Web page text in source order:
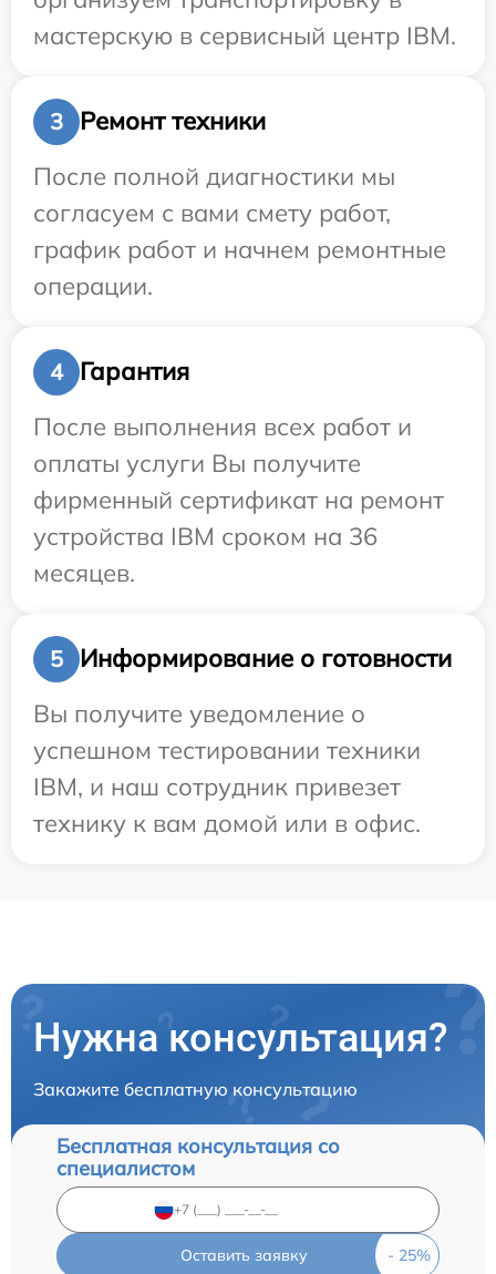
мастерскую в сервисный центр IBM.
3
Ремонт техники
После полной диагностики мы
согласуем с вами смету работ,
график работ и начнем ремонтные
операции.
4
Гарантия
После выполнения всех работ и
оплаты услуги Вы получите
фирменный сертификат на ремонт
устройства IBM сроком на 36
месяцев.
5
Информирование о готовности
Вы получите уведомление о
успешном тестировании техники
IBM, и наш сотрудник привезет
технику к вам домой или в офис.
Нужна консультация?
Закажите бесплатную консультацию
Бесплатная консультация со
специалистом
Оставить заявку